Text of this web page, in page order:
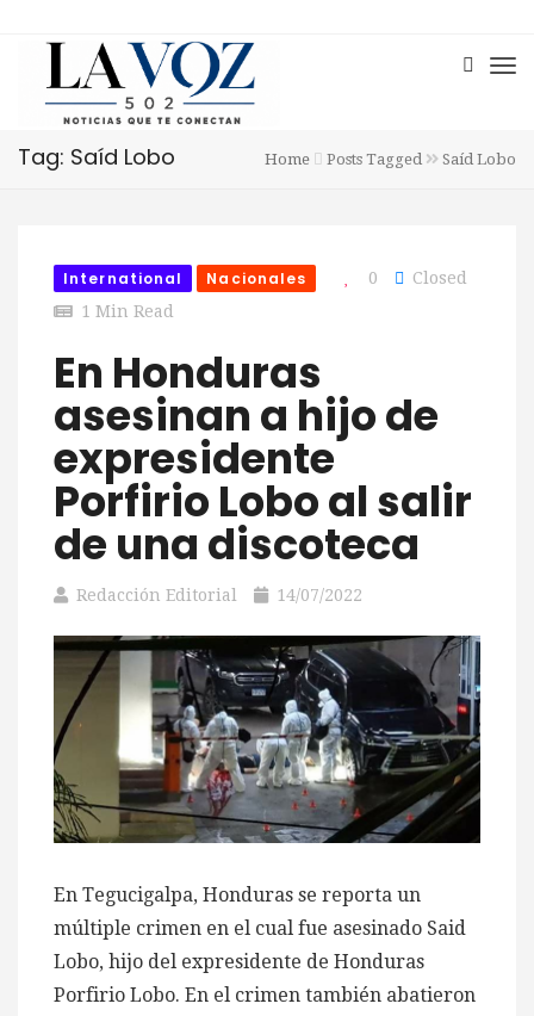
Tag: Saíd Lobo Home Posts Tagged Saíd Lobo
International Nacionales 0
Closed
1 Min Read
En Honduras
asesinan a hijo de
expresidente
Porfirio Lobo al salir
de una discoteca
Redacción Editorial 14/07/2022
En Tegucigalpa, Honduras se reporta un
múltiple crimen en el cual fue asesinado Said
Lobo, hijo del expresidente de Honduras
Porfirio Lobo. En el crimen también abatieron